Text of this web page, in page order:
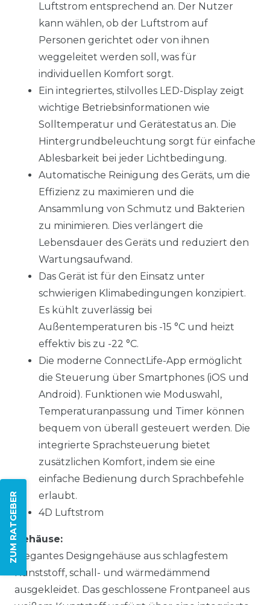
ZUM RATGEBER
Luftstrom entsprechend an. Der Nutzer
kann wählen, ob der Luftstrom auf
Personen gerichtet oder von ihnen
weggeleitet werden soll, was für
individuellen Komfort sorgt.
Ein integriertes, stilvolles LED-Display zeigt
wichtige Betriebsinformationen wie
Solltemperatur und Gerätestatus an. Die
Hintergrundbeleuchtung sorgt für einfache
Ablesbarkeit bei jeder Lichtbedingung.
Automatische Reinigung des Geräts, um die
Effizienz zu maximieren und die
Ansammlung von Schmutz und Bakterien
zu minimieren. Dies verlängert die
Lebensdauer des Geräts und reduziert den
Wartungsaufwand.
Das Gerät ist für den Einsatz unter
schwierigen Klimabedingungen konzipiert.
Es kühlt zuverlässig bei
Außentemperaturen bis -15 °C und heizt
effektiv bis zu -22 °C.
Die moderne ConnectLife-App ermöglicht
die Steuerung über Smartphones (iOS und
Android). Funktionen wie Moduswahl,
Temperaturanpassung und Timer können
bequem von überall gesteuert werden. Die
integrierte Sprachsteuerung bietet
zusätzlichen Komfort, indem sie eine
einfache Bedienung durch Sprachbefehle
erlaubt.
4D Luftstrom
Gehäuse:
Elegantes Designgehäuse aus schlagfestem
Kunststoff, schall- und wärmedämmend
ausgekleidet. Das geschlossene Frontpaneel aus